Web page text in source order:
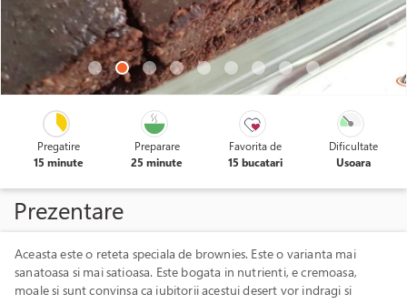
Pregatire
15 minute
Preparare
25 minute
Favorita de
15 bucatari
Dificultate
Usoara
Prezentare
Aceasta este o reteta speciala de brownies. Este o varianta mai
sanatoasa si mai satioasa. Este bogata in nutrienti, e cremoasa,
moale si sunt convinsa ca iubitorii acestui desert vor indragi si